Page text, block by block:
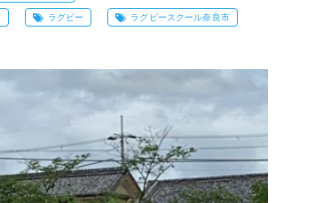
ラグビー ラグビースクール奈良市